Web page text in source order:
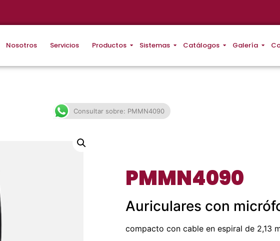
Nosotros Servicios Productos Sistemas Catálogos Galería
Consultar sobre: PMMN4090
PMMN4090
Auriculares con
compacto con cable en espiral de 2,13